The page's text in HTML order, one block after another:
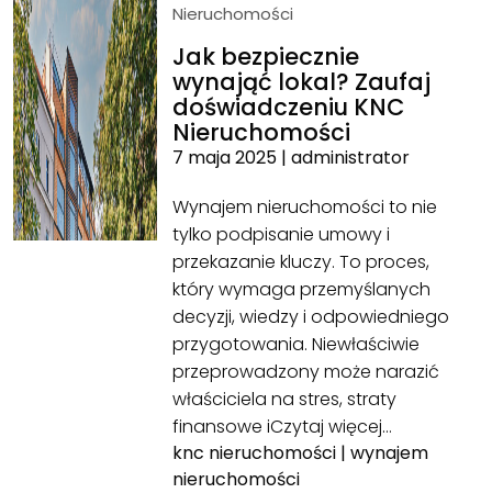
Nieruchomości
Jak bezpiecznie
wynająć lokal? Zaufaj
doświadczeniu KNC
Nieruchomości
7 maja 2025 |administrator
Wynajem nieruchomości to nie
tylko podpisanie umowy i
przekazanie kluczy. To proces,
który wymaga przemyślanych
decyzji, wiedzy i odpowiedniego
przygotowania. Niewłaściwie
przeprowadzony może narazić
właściciela na stres, straty
finansowe iCzytaj więcej…
knc nieruchomości |wynajem
nieruchomości